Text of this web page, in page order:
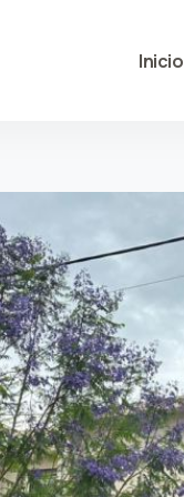
Inicio